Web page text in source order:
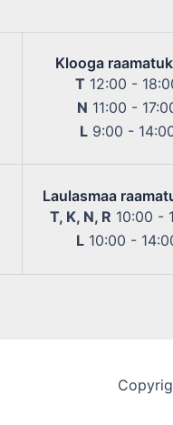
Klooga
T 12:00 -
N 11:00 -
L9:00 -
Laulasmaa
T, K, N, R 10:00 -
L 10:00 -